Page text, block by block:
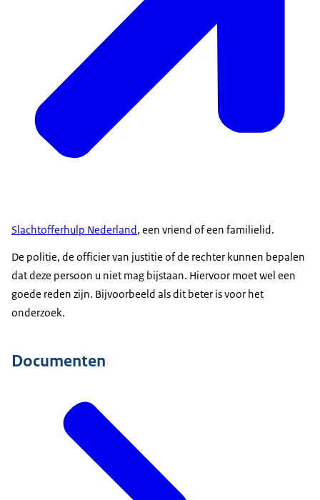
Slachtofferhulp Nederland, een vriend of een familielid.
De politie, de officier van justitie of de rechter kunnen bepalen
dat deze persoon u niet mag bijstaan. Hiervoor moet wel een
goede reden zijn. Bijvoorbeeld als dit beter is voor het
onderzoek.
Documenten